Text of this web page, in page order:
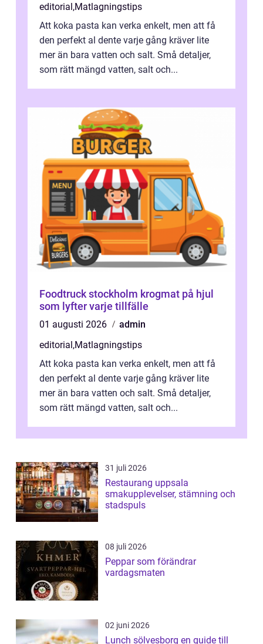
editorial,Matlagningstips
Att koka pasta kan verka enkelt, men att få
den perfekt al dente varje gång kräver lite
mer än bara vatten och salt. Små detaljer,
som rätt mängd vatten, salt och...
Foodtruck stockholm krogmat på hjul
som lyfter varje tillfälle
01 augusti 2026
admin
editorial,Matlagningstips
Att koka pasta kan verka enkelt, men att få
den perfekt al dente varje gång kräver lite
mer än bara vatten och salt. Små detaljer,
som rätt mängd vatten, salt och...
31 juli 2026
Restaurang uppsala
smakupplevelser, stämning och
stadspuls
08 juli 2026
Peppar som förändrar
vardagsmaten
02 juni 2026
Lunch sölvesborg en guide till